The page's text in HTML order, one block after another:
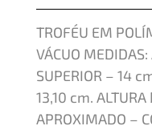
TROFÉU EM
VÁCUO
SUPERIOR – 14
13,10 cm.
APROXIMADO –